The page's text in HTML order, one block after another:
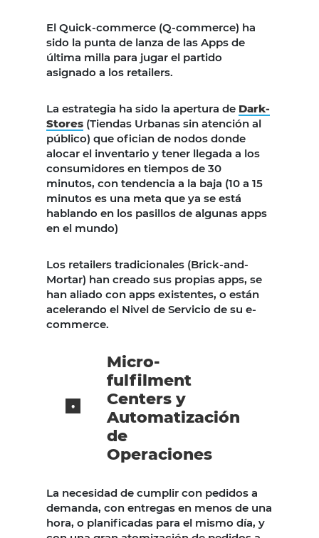
El Quick-commerce (Q-commerce) ha
sido la punta de lanza de las Apps de
última milla para jugar el partido
asignado a los retailers.
La estrategia ha sido la apertura de Dark-
Stores (Tiendas Urbanas sin atención al
público) que ofician de nodos donde
alocar el inventario y tener llegada a los
consumidores en tiempos de 30
minutos, con tendencia a la baja (10 a 15
minutos es una meta que ya se está
hablando en los pasillos de algunas apps
en el mundo)
Los retailers tradicionales (Brick-and-
Mortar) han creado sus propias apps, se
han aliado con apps existentes, o están
acelerando el Nivel de Servicio de su e-
commerce.
Micro-
fulfilment
Centers y
Automatización
de
Operaciones
La necesidad de cumplir con pedidos a
demanda, con entregas en menos de una
hora, o planificadas para el mismo día, y